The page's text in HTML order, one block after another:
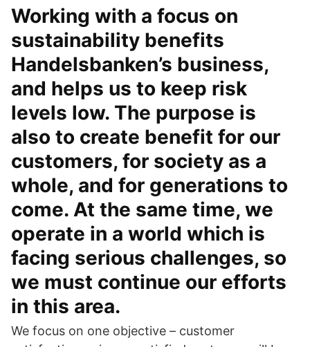
Working with a focus on
sustainability benefits
Handelsbanken’s business,
and helps us to keep risk
levels low. The purpose is
also to create benefit for our
customers, for society as a
whole, and for generations to
come. At the same time, we
operate in a world which is
facing serious challenges, so
we must continue our efforts
in this area.
We focus on one objective – customer